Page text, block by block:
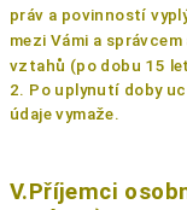
práv a povinností
mezi Vámi a
vztahů (po dobu 15
2. Po uplynutí doby
údaje vymaže.
V.Příjemci